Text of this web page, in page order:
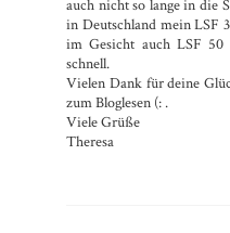
auch nicht so lange in die
in Deutschland mein LSF
im Gesicht auch LSF 50
schnell.
Vielen Dank für deine
zum Bloglesen (: .
Viele Grüße
Theresa